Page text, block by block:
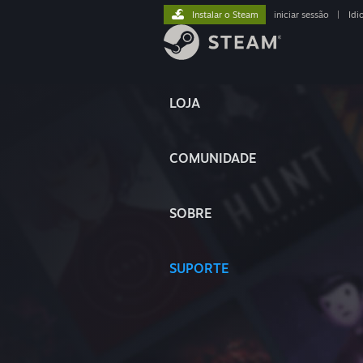
LOJA
COMUNIDADE
SOBRE
SUPORTE
Instalar o Steam iniciar sessão